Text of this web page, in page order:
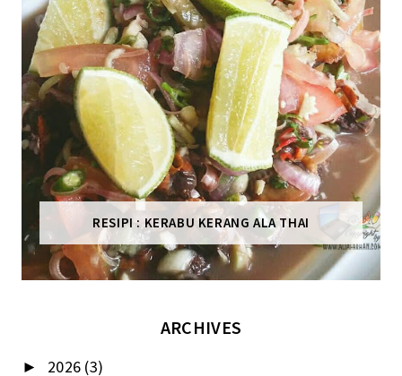
RESIPI : KERABU KERANG ALA THAI
ARCHIVES
► 2026 (3)